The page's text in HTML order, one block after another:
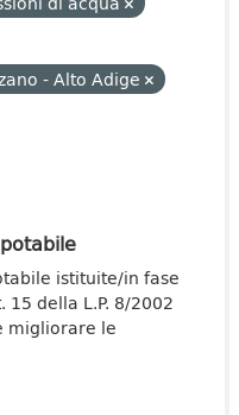
- Alto Adige
istituite/in fase
della L.P. 8/2002
migliorare le